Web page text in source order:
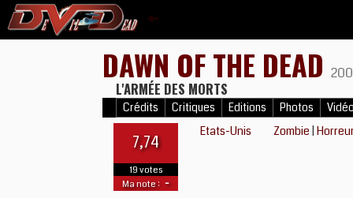
DAWN OF THE DEAD
L'ARMÉE DES MORTS
Crédits Critiques Editions Photos
7,74
19 votes
Ma note : -
Etats-Unis Zombie |